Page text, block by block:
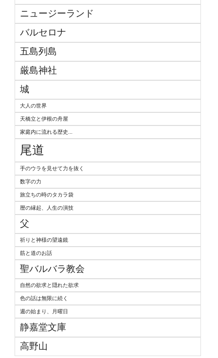
ニュージーランド
バルセロナ
五島列島
厳島神社
城
大人の世界
天橋立と伊根の舟屋
家庭内に流れる歴史...
尾道
手のウラを見せて力を抜く
数字の力
旅立ちの時のタカラ袋
暦の縁起、人生の演技
父
祈りと神様の望遠鏡
筋と道のお話
聖バルバラ教会
自然の欲求と隠れた欲求
色の話は無限に続く
週の始まり、月曜日
静嘉堂文庫
高野山